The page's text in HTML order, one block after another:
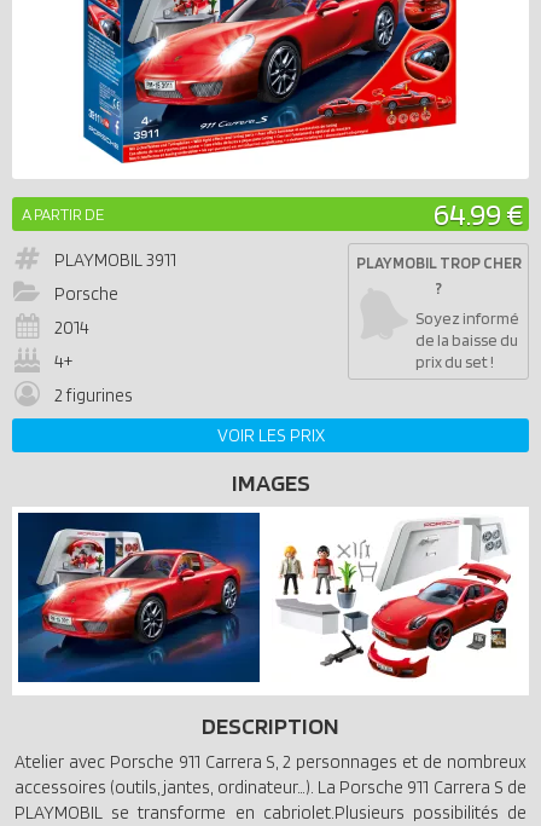
A PARTIR DE 64.99 €
PLAYMOBIL3911
Porsche
2014
4+
2 figurines
PLAYMOBIL TROP CHER
?
Soyez informé
de la baisse du
prix du set !
VOIR LES PRIX
IMAGES
DESCRIPTION
Atelier avec Porsche 911 Carrera S, 2 personnages et de nombreux
accessoires (outils, jantes, ordinateur…). La Porsche 911 Carrera S de
PLAYMOBIL se transforme en cabriolet.Plusieurs possibilités de